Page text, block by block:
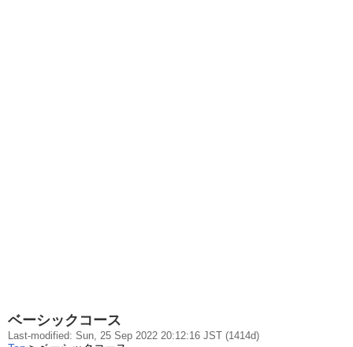
ベーシックコース
Last-modified: Sun, 25 Sep 2022 20:12:16 JST (1414d)